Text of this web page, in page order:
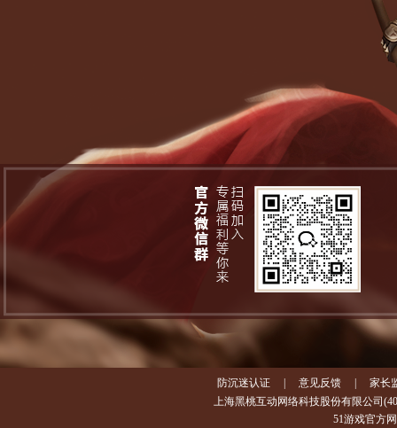
防沉迷认证 意见反馈
家长
上海黑桃互动网络科技股份有限公司
51游戏官方